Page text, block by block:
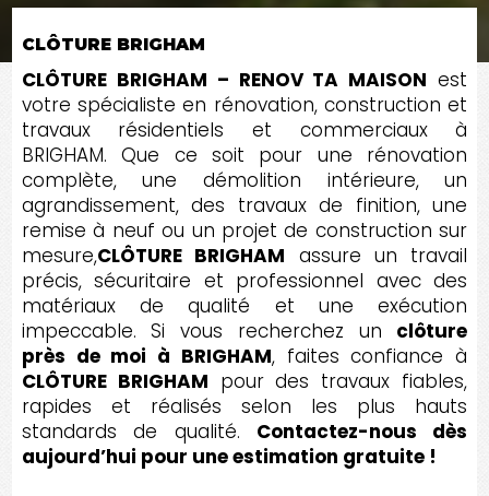
CLÔTURE BRIGHAM
CLÔTURE BRIGHAM – RENOV TA MAISON est
votre spécialiste en rénovation, construction et
travaux résidentiels et commerciaux à
BRIGHAM. Que ce soit pour une rénovation
complète, une démolition intérieure, un
agrandissement, des travaux de finition, une
remise à neuf ou un projet de construction sur
mesure,CLÔTURE BRIGHAM assure un travail
précis, sécuritaire et professionnel avec des
matériaux de qualité et une exécution
impeccable. Si vous recherchez un clôture
près de moi à BRIGHAM, faites confiance à
CLÔTURE BRIGHAM pour des travaux fiables,
rapides et réalisés selon les plus hauts
standards de qualité. Contactez-nous dès
aujourd’hui pour une estimation gratuite !